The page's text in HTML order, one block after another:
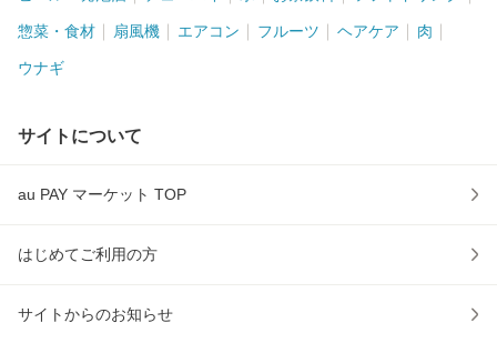
惣菜・食材 扇風機 エアコン フルーツ ヘアケア 肉
ウナギ
サイトについて
au PAY マーケット TOP
はじめてご利用の方
サイトからのお知らせ